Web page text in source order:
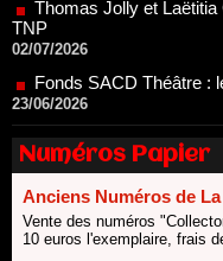
Fonds SACD Théâtre :
23/06/2026
20/06/2026
Le palmarès des prix
18/06/2026
Les 10 lauréats du
SACD
13/06/2026
Nomination de Nathalie
Numéros Papier
Anciens Numéros de
Vente des numéros
10 euros l'exemplaire, frais